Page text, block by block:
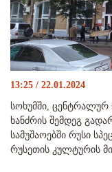
13:25 / 22.01.2024
სოხუმში, ცენტრალურ
ხანძრის შემდეგ
სამუშაოებში რუსი
რუსეთის კულტურის